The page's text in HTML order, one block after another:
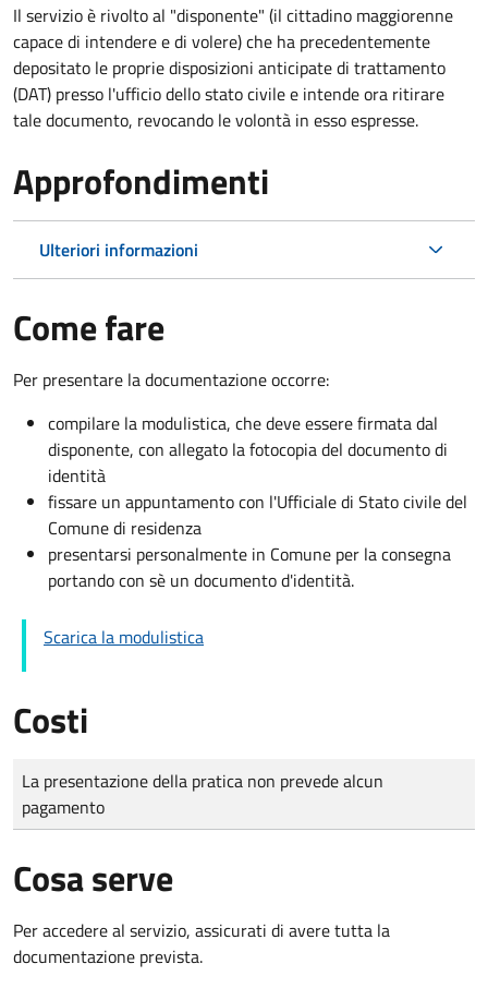
Il servizio è rivolto al "disponente" (il cittadino maggiorenne
capace di intendere e di volere) che ha precedentemente
depositato le proprie disposizioni anticipate di trattamento
(DAT) presso l'ufficio dello stato civile e intende ora ritirare
tale documento, revocando le volontà in esso espresse.
Approfondimenti
Ulteriori informazioni
Come fare
Per presentare la documentazione occorre:
compilare la modulistica, che deve essere firmata dal
disponente, con allegato la fotocopia del documento di
identità
fissare un appuntamento con l'Ufficiale di Stato civile del
Comune di residenza
presentarsi personalmente in Comune per la consegna
portando con sè un documento d'identità.
Scarica la modulistica
Costi
Tipo di pagamento
Importo
La presentazione della pratica non prevede alcun
pagamento
Cosa serve
Per accedere al servizio, assicurati di avere tutta la
documentazione prevista.